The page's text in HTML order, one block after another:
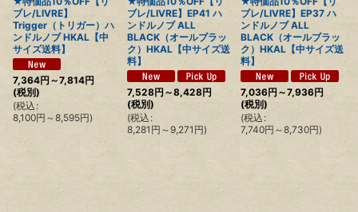
ブレ/LIVRE】
Trigger（トリガー）ハ
ンドルノブ HKAL【中
サイズ送料】
7,364円 ～7,814円
(税別)
(税込 :
8,100円 ～8,595円)
ブレ/LIVRE】EP41 ハ
ンドルノブ ALL
BLACK（オールブラッ
ク）HKAL【中サイズ送
料】
7,528円 ～8,428円
(税別)
(税込 :
8,281 円 ～9,271 円)
ブレ/LIVRE】EP37 ハ
ンドルノブ ALL
BLACK（オールブラッ
ク）HKAL【中サイズ送
料】
7,036円 ～7,936円
(税別)
(税込 :
7,740円 ～8,730円)